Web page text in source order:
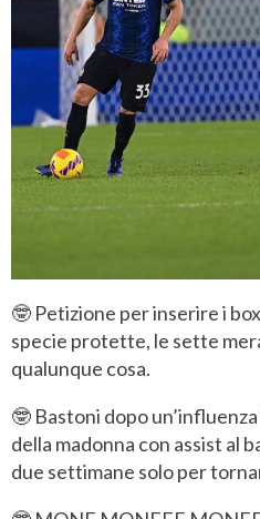
🤓 Petizione per inserire i
specie protette, le sette
qualunque cosa.
🤓 Bastoni dopo
della madonna con assist al
due settimane solo per